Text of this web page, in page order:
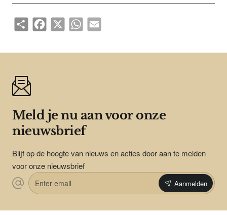
ShareFacebook
X WhatsAppEmail
Meld je nu aan voor onze
nieuwsbrief
Blijf op de hoogte van nieuws en acties door aan te melden
voor onze nieuwsbrief
Enter
email
Aanmelden